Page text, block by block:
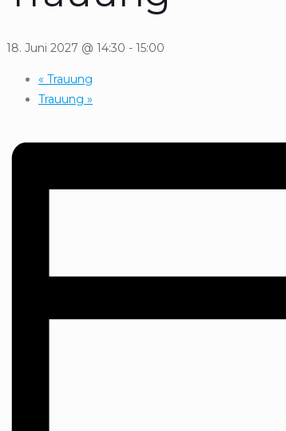
18. Juni 2027 @ 14:30 - 15:00
« Trauung
Trauung »